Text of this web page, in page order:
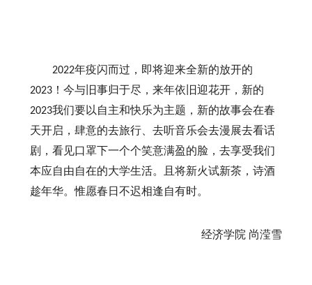
2022年疫闪而过，即将迎来全新的放开的
2023 ！今与旧事归于尽，来年依旧迎花开，新的
2023我们要以自主和快乐为主题，新的故事会在春
天开启，肆意的去旅行、去听音乐会去漫展去看话
剧，看见口罩下一个个笑意满盈的脸，去享受我们
本应自由自在的大学生活。且将新火试新茶，诗酒
趁年华。惟愿春日不迟相逢自有时。
经济学院 尚滢雪